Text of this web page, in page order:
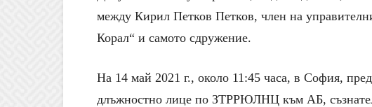
между Кирил Петков Петков, член на
Корал“ и самото сдружение.
На 14 май 2021 г., около 11:45 часа, в София,
длъжностно лице по ЗТРРЮЛНЦ към АБ,